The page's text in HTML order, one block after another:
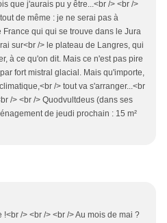
que j'aurais pu y être...<br /> <br />
de même : je ne serai pas à
France qui qui se trouve dans le Jura
sur<br /> le plateau de Langres, qui
à ce qu'on dit. Mais ce n'est pas pire
fort mistral glacial. Mais qu'importe,
/> tout va s'arranger...<br
/> <br /> Quodvultdeus (dans ses
de jeudi prochain : 15 m²
/> <br /> <br /> Au mois de mai ?